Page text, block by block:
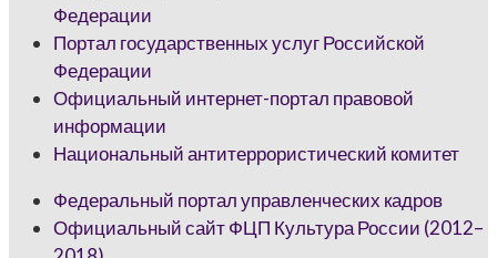
Федерации
Портал государственных услуг Российской
Федерации
Официальный интернет-портал правовой
информации
Национальный антитеррористический комитет
Федеральный портал управленческих кадров
Официальный сайт ФЦП Культура России (2012–